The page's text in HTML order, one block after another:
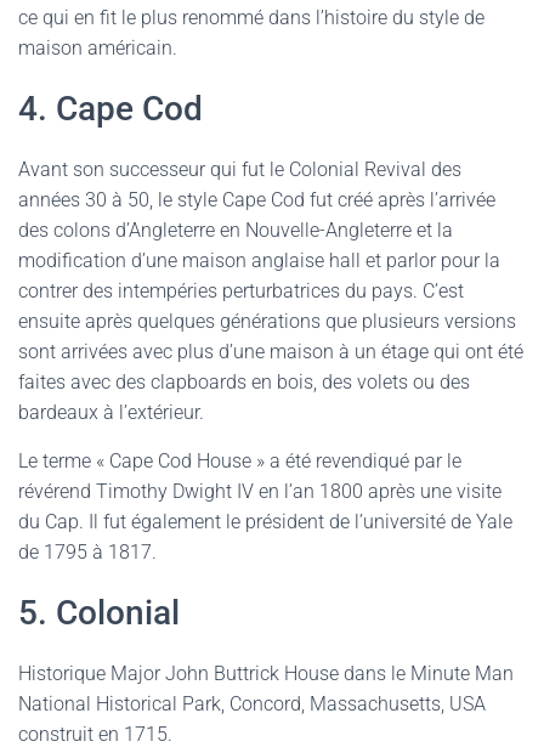
ce qui en fit le plus renommé dans l’histoire du style de
maison américain.
4. Cape Cod
Avant son successeur qui fut le Colonial Revival des
années 30 à 50, le style Cape Cod fut créé après l’arrivée
des colons d’Angleterre en Nouvelle-Angleterre et la
modification d’une maison anglaise hall et parlor pour la
contrer des intempéries perturbatrices du pays. C’est
ensuite après quelques générations que plusieurs versions
sont arrivées avec plus d’une maison à un étage qui ont été
faites avec des clapboards en bois, des volets ou des
bardeaux à l’extérieur.
Le terme « Cape Cod House » a été revendiqué par le
révérend Timothy Dwight IV en l’an 1800 après une visite
du Cap. Il fut également le président de l’université de Yale
de 1795 à 1817.
5. Colonial
Historique Major John Buttrick House dans le Minute Man
National Historical Park, Concord, Massachusetts, USA
construit en 1715.